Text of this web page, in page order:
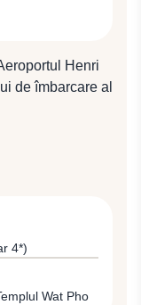
Henri
de îmbarcare al
Doha cu
4*)
Wat Pho